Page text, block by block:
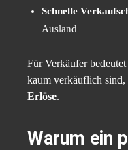
Schnelle
Ausland
Für Verkäufer
kaum verkäuflich
Erlöse.
Warum ein